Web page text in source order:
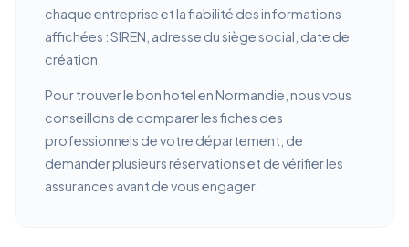
chaque entreprise et la fiabilité des informations
affichées : SIREN, adresse du siège social, date de
création.
Pour trouver le bon hotel en Normandie, nous vous
conseillons de comparer les fiches des
professionnels de votre département, de
demander plusieurs réservations et de vérifier les
assurances avant de vous engager.